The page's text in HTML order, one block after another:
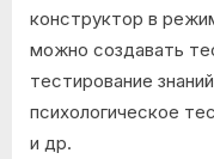
конструктор в
можно создавать
тестирование
психологическое
и др.